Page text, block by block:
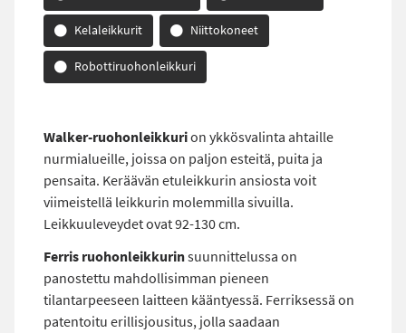
Kelaleikkurit Niittokoneet
Robottiruohonleikkuri
Walker-ruohonleikkurion ykkösvalinta ahtaille
nurmialueille, joissa on paljon esteitä, puita ja
pensaita. Keräävän etuleikkurin ansiosta voit
viimeistellä leikkurin molemmilla sivuilla.
Leikkuuleveydet ovat 92-130 cm.
Ferris ruohonleikkurinsuunnittelussa on
panostettu mahdollisimman pieneen
tilantarpeeseen laitteen kääntyessä. Ferriksessä on
patentoitu erillisjousitus, jolla saadaan